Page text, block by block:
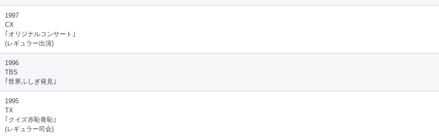
1997
CX
｢オリジナルコンサート｣
(レギュラー出演)
1996
TBS
｢世界ふしぎ発見｣
1995
TX
｢クイズ赤恥青恥｣
(レギュラー司会)